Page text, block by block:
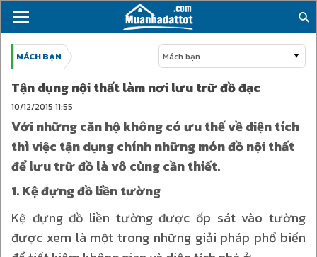
MÁCH BẠN Mách bạn
Tận dụng nội thất làm nơi lưu trữ đồ đạc
10/12/2015 11:55
Với những căn hộ không có ưu thế về diện tích
thì việc tận dụng chính những món đồ nội thất
để lưu trữ đồ là vô cùng cần thiết.
1. Kệ đựng đồ liền tường
Kệ đựng đồ liền tường được ốp sát vào tường
được xem là một trong những giải pháp phổ biến